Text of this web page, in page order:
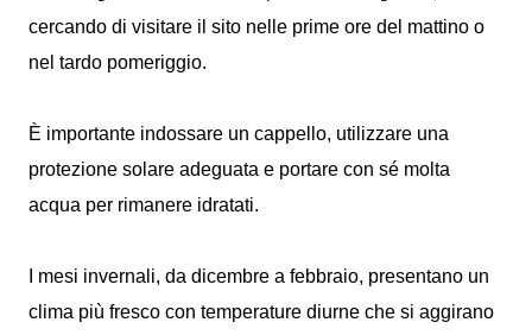
cercando di visitare il sito nelle prime ore del mattino o
nel tardo pomeriggio.
È importante indossare un cappello, utilizzare una
protezione solare adeguata e portare con sé molta
acqua per rimanere idratati.
I mesi invernali, da dicembre a febbraio, presentano un
clima più fresco con temperature diurne che si aggirano